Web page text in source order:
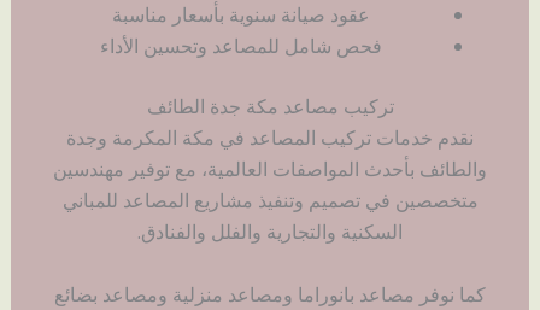
عقود صيانة سنوية بأسعار مناسبة
فحص شامل للمصاعد وتحسين الأداء
تركيب مصاعد مكة جدة الطائف
نقدم خدمات تركيب المصاعد في مكة المكرمة وجدة
والطائف بأحدث المواصفات العالمية، مع توفير مهندسين
متخصصين في تصميم وتنفيذ مشاريع المصاعد للمباني
السكنية والتجارية والفلل والفنادق.
كما نوفر مصاعد بانوراما ومصاعد منزلية ومصاعد بضائع